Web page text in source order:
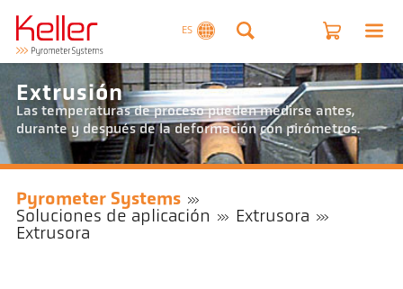
ES
Extrusión
Las temperaturas de proceso pueden medirse antes,
durante y después de la deformación con pirómetros.
Pyrometer Systems
Soluciones de aplicación
Extrusora
Extrusora